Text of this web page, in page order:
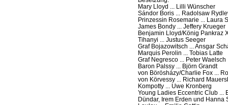
Mary Lloyd ... Lilli Wünscher
Sándor Boris ... Radolsaw
Prinzessin Rosemarie ... Laura
James Bondy ... Jeffery Krueger
Benjamin Lloyd/König Pankraz
Tihanyi ... Justus Seeger
Graf Bojazowitsch ... Ansgar
Marquis Perolin ... Tobias Latte
Graf Negresco ... Peter Waelsch
Baron Palssy ... Björn Grandt
von Börösházy/Charlie Fox ...
von Körvessy ... Richard
Kompotty ... Uwe Kronberg
Young Ladies Eccentric Club ...
Dündar, Irem Erden und Hanna